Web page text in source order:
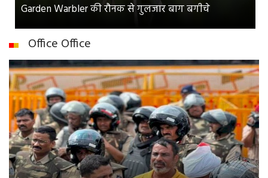
Garden Warbler की रौनक से गुलजार बाग बगीचे
Office Office